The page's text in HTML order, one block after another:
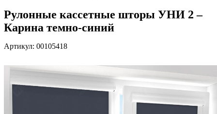
Рулонные кассетные шторы УНИ 2 –
Карина темно-синий
Артикул: 00105418